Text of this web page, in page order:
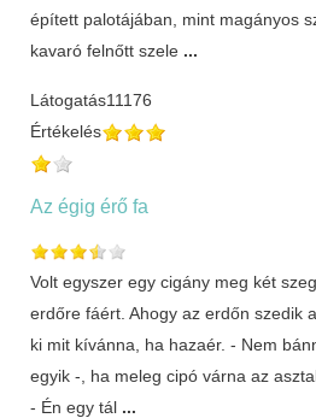
épített palotájában, mint magányos
kavaró felnőtt szele ...
Látogatás11176
Értékelés
Az égig érő fa
Volt egyszer egy cigány meg két
erdőre fáért. Ahogy az erdőn szedik
ki mit kívánna, ha hazaér. - Nem
egyik -, ha meleg cipó várna az
- Én egy tál ...